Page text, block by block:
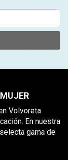
Volvoreta
En nuestra
gama de